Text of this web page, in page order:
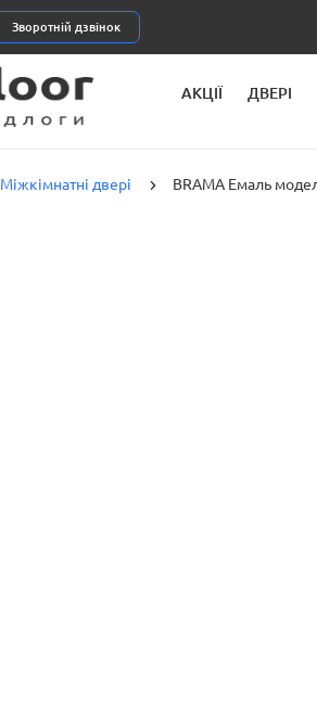
Зворотній дзвінок
АКЦІЇ ДВЕРІ
Міжкімнатні двері BRAMA Емаль